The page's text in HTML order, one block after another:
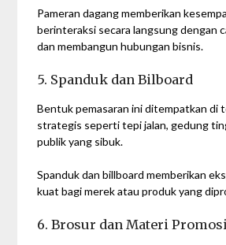
Pameran dagang memberikan
berinteraksi secara langsung dengan
dan membangun hubungan bisnis.
5. Spanduk dan Bilboard
Bentuk pemasaran ini ditempatkan di
strategis seperti tepi jalan, gedung
publik yang sibuk.
Spanduk dan billboard memberikan
kuat bagi merek atau produk yang
6. Brosur dan Materi